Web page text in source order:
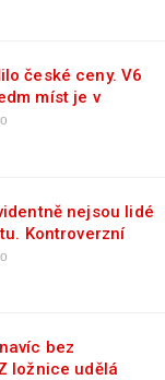
české ceny. V6
míst je v
nejsou lidé
Kontroverzní
bez
ložnice udělá